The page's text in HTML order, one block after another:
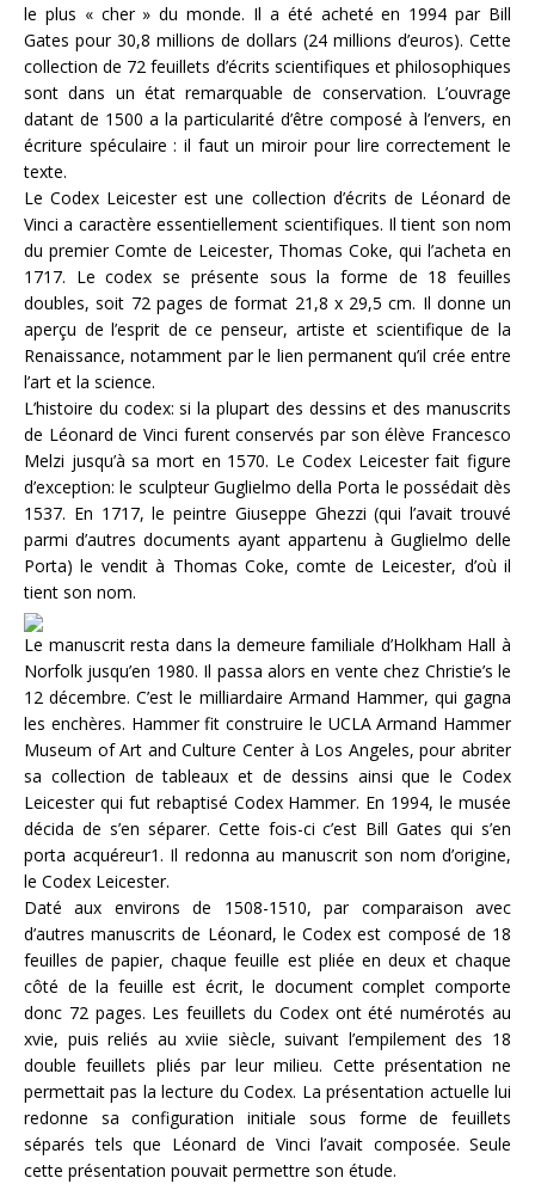
le plus « cher » du monde. Il a été acheté en 1994 par Bill
Gates pour 30,8 millions de dollars (24 millions d’euros). Cette
collection de 72 feuillets d’écrits scientifiques et philosophiques
sont dans un état remarquable de conservation. L’ouvrage
datant de 1500 a la particularité d’être composé à l’envers, en
écriture spéculaire : il faut un miroir pour lire correctement le
texte.
Le Codex Leicester est une collection d’écrits de Léonard de
Vinci a caractère essentiellement scientifiques. Il tient son nom
du premier Comte de Leicester, Thomas Coke, qui l’acheta en
1717. Le codex se présente sous la forme de 18 feuilles
doubles, soit 72 pages de format 21,8 x 29,5 cm. Il donne un
aperçu de l’esprit de ce penseur, artiste et scientifique de la
Renaissance, notamment par le lien permanent qu’il crée entre
l’art et la science.
L’histoire du codex: si la plupart des dessins et des manuscrits
de Léonard de Vinci furent conservés par son élève Francesco
Melzi jusqu’à sa mort en 1570. Le Codex Leicester fait figure
d’exception: le sculpteur Guglielmo della Porta le possédait dès
1537. En 1717, le peintre Giuseppe Ghezzi (qui l’avait trouvé
parmi d’autres documents ayant appartenu à Guglielmo delle
Porta) le vendit à Thomas Coke, comte de Leicester, d’où il
tient son nom.
Le manuscrit resta dans la demeure familiale d’Holkham Hall à
Norfolk jusqu’en 1980. Il passa alors en vente chez Christie’s le
12 décembre. C’est le milliardaire Armand Hammer, qui gagna
les enchères. Hammer fit construire le UCLA Armand Hammer
Museum of Art and Culture Center à Los Angeles, pour abriter
sa collection de tableaux et de dessins ainsi que le Codex
Leicester qui fut rebaptisé Codex Hammer. En 1994, le musée
décida de s’en séparer. Cette fois-ci c’est Bill Gates qui s’en
porta acquéreur1. Il redonna au manuscrit son nom d’origine,
le Codex Leicester.
Daté aux environs de 1508-1510, par comparaison avec
d’autres manuscrits de Léonard, le Codex est composé de 18
feuilles de papier, chaque feuille est pliée en deux et chaque
côté de la feuille est écrit, le document complet comporte
donc 72 pages. Les feuillets du Codex ont été numérotés au
xvie, puis reliés au xviie siècle, suivant l’empilement des 18
double feuillets pliés par leur milieu. Cette présentation ne
permettait pas la lecture du Codex. La présentation actuelle lui
redonne sa configuration initiale sous forme de feuillets
séparés tels que Léonard de Vinci l’avait composée. Seule
cette présentation pouvait permettre son étude.